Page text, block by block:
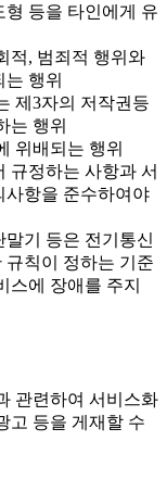
형 등을 타인에게 유
적, 범죄적 행위와
행위
제3자의 저작권등
는 행위
위배되는 행위
정하는 사항과 서
사항을 준수하여야
기 등은 전기통신
규칙이 정하는 기준
스에 장애를 주지
관련하여 서비스화
고 등을 게재할 수